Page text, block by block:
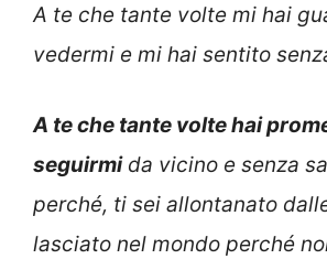
A te che tante volte mi hai
vedermi e mi hai sentito
A te che tante volte hai
seguirmida vicino e senza
perché, ti sei allontanato
lasciato nel mondo perché